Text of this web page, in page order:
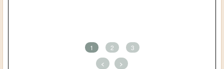
1 2 3
< >